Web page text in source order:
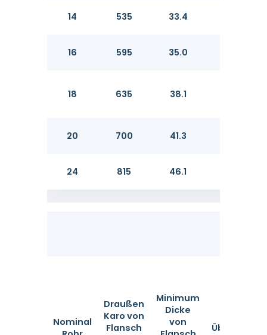
14 535 33.4
16 595 35.0
18 635 38.1
20 700 41.3
24 815 46.1
Nominal
Draußen
Karo von
Flansch
Minimum
Dicke
von